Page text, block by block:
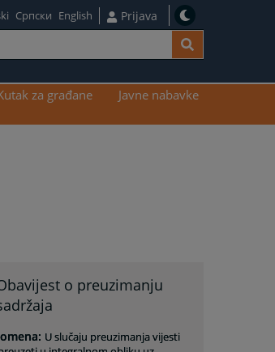
Српски English Prijava
za građane
Javne nabavke
o preuzimanju
: U slučaju preuzimanja vijesti